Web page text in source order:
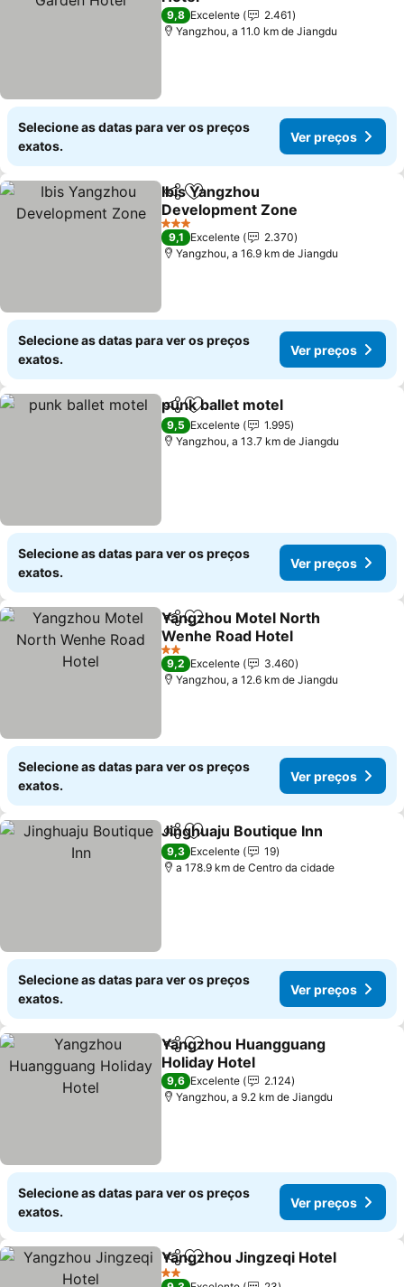
9,8 Excelente
2.461
Yangzhou, a 11.0 km de Jiangdu
Selecione as datas para ver os preços
exatos.
Ver preços
PartilharAdicionar aos favoritos
Ibis Yangzhou
Development Zone
3 Estrelas
9,1 Excelente
2.370
Yangzhou, a 16.9 km de Jiangdu
Selecione as datas para ver os preços
exatos.
Ver preços
PartilharAdicionar aos favoritos
punk ballet motel
9,5 Excelente
1.995
Yangzhou, a 13.7 km de Jiangdu
Selecione as datas para ver os preços
exatos.
Ver preços
PartilharAdicionar aos favoritos
Yangzhou Motel North
Wenhe Road Hotel
2 Estrelas
9,2 Excelente
3.460
Yangzhou, a 12.6 km de Jiangdu
Selecione as datas para ver os preços
exatos.
Ver preços
PartilharAdicionar aos favoritos
Jinghuaju Boutique Inn
9,3 Excelente
19
a 178.9 km de Centro da cidade
Selecione as datas para ver os preços
exatos.
Ver preços
PartilharAdicionar aos favoritos
Yangzhou Huangguang
Holiday Hotel
9,6 Excelente
2.124
Yangzhou, a 9.2 km de Jiangdu
Selecione as datas para ver os preços
exatos.
Ver preços
PartilharAdicionar aos favoritos
Yangzhou Jingzeqi Hotel
2 Estrelas